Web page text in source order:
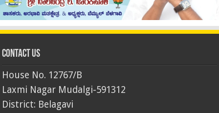
Contact Us
House No. 12767/B
Laxmi Nagar Mudalgi-591312
District: Belagavi